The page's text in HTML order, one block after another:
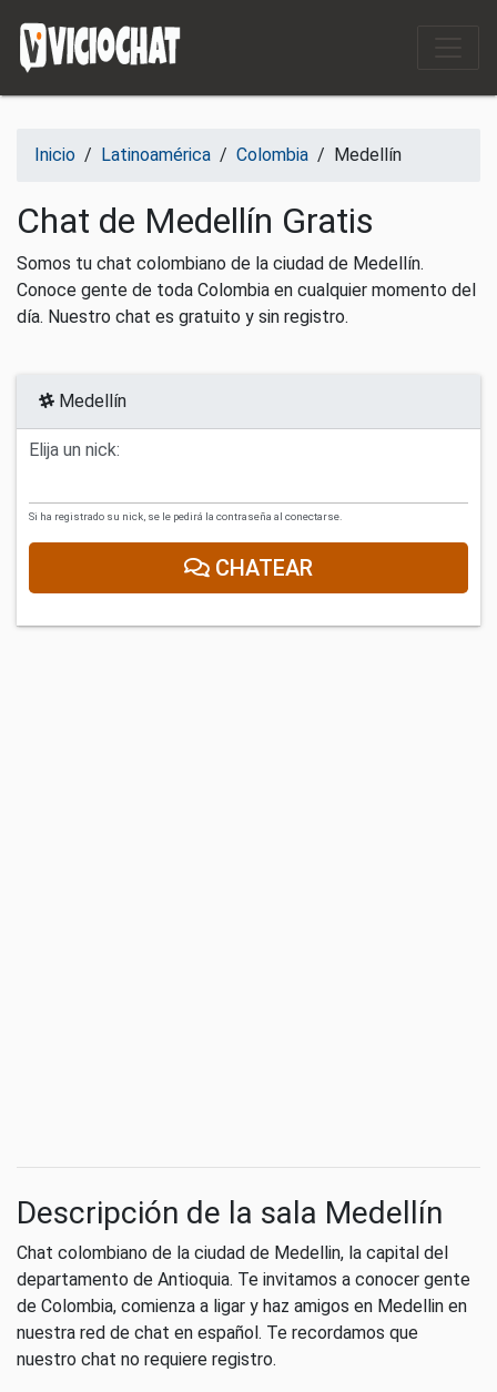
Inicio / Latinoamérica / Colombia / Medellín
Chat de Medellín Gratis
Somos tu chat colombiano de la ciudad de Medellín.
Conoce gente de toda Colombia en cualquier momento del
día. Nuestro chat es gratuito y sin registro.
Medellín
Elija un nick:
Si ha registrado su nick, se le pedirá la contraseña al conectarse.
CHATEAR
Descripción de la sala Medellín
Chat colombiano de la ciudad de Medellin, la capital del
departamento de Antioquia. Te invitamos a conocer gente
de Colombia, comienza a ligar y haz amigos en Medellin en
nuestra red de chat en español. Te recordamos que
nuestro chat no requiere registro.